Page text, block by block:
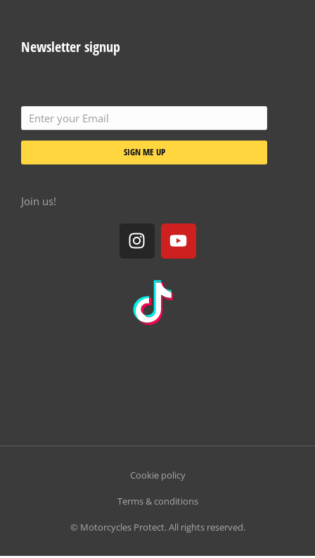
Newsletter signup
SIGN ME UP
Join us!
© Motorcycles Protect. All rights reserved.
Cookie policy
Terms & conditions